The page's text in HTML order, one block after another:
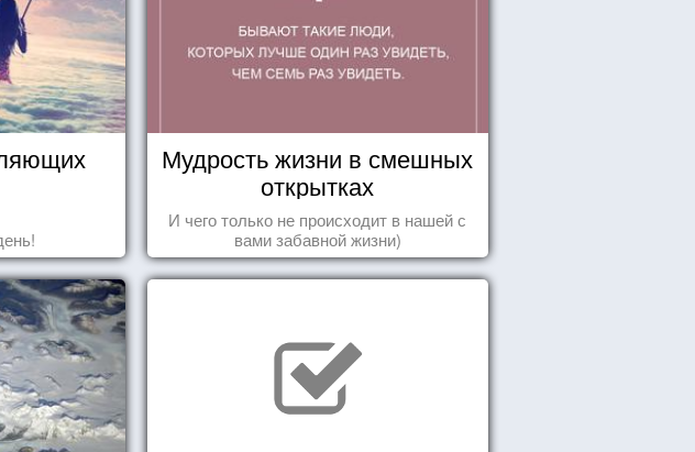
Мудрость жизни в смешных
открытках
И чего только не происходит в нашей с
вами забавной жизни)